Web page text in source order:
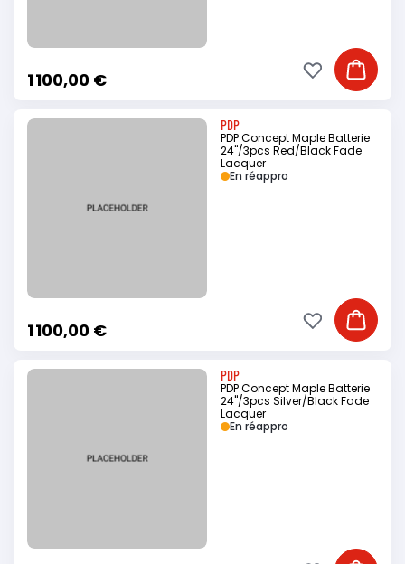
1 100,00 € Ajouter
Ajouter à ma
PDP
PDP Concept Maple Batterie
24"/3pcs Red/Black Fade
Lacquer
1 100,00 €
En réappro
Ajouter
Ajouter à ma
PDP
PDP Concept Maple Batterie
24"/3pcs Silver/Black Fade
Lacquer
En réappro